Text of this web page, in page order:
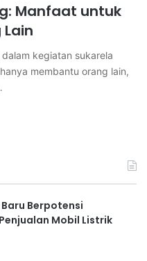
Manfaat untuk
kegiatan sukarela
membantu orang lain,
Berpotensi
Mobil Listrik